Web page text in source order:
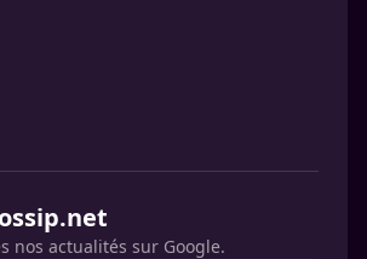
nos actualités sur Google.